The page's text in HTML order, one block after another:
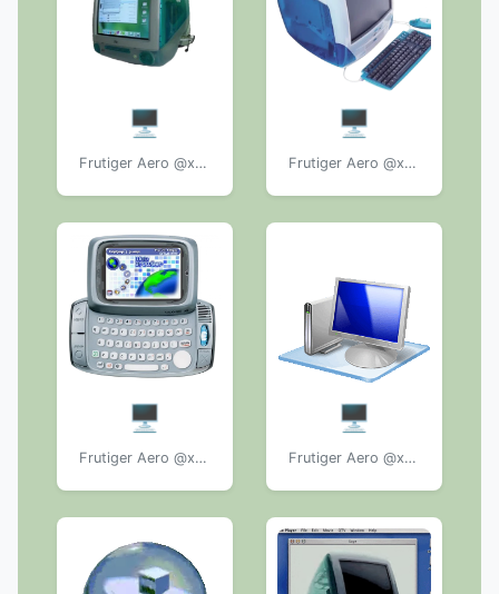
🖥️
Frutiger Aero @xkysluv
🖥️
Frutiger Aero @xkysluv
🖥️
Frutiger Aero @xkysluv
🖥️
Frutiger Aero @xkysluv